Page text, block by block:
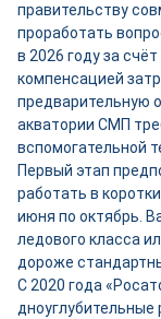
правительству
проработать
в 2026 году за
компенсацией
предварительную
акватории СМП
вспомогательной
Первый этап
работать в
июня по октябрь.
ледового класса
дороже
С 2020 года